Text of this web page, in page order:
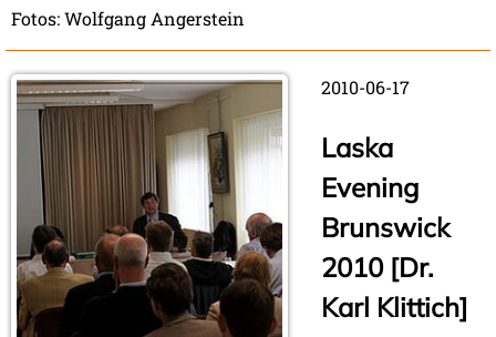
Fotos: Wolfgang Angerstein
2010-06-17
Laska
Evening
Brunswick
2010 [Dr.
Karl Klittich]